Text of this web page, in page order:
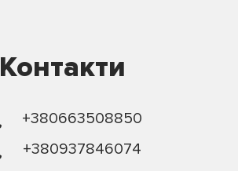
Контакти
+380663508850
+380937846074